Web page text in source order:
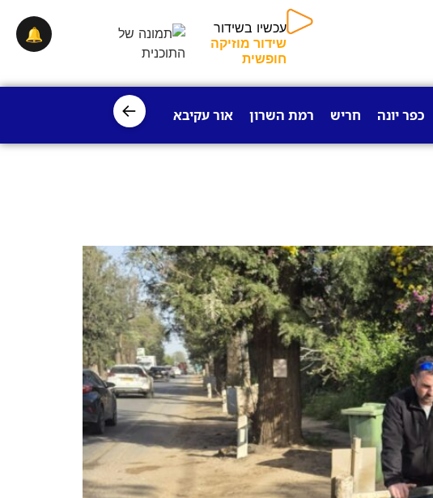
עכשיו בשידור
שידור מוזיקה
חופשית
כפר יונה חריש רמת השרון אור עקיבא פרדס חנה
←
🔔